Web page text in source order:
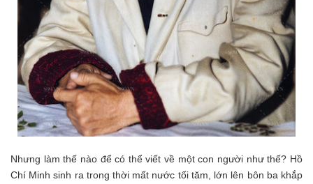
Nhưng làm thế nào để có thể viết về một con người như thế? Hồ
Chí Minh sinh ra trong thời mất nước tối tăm, lớn lên bôn ba khắp